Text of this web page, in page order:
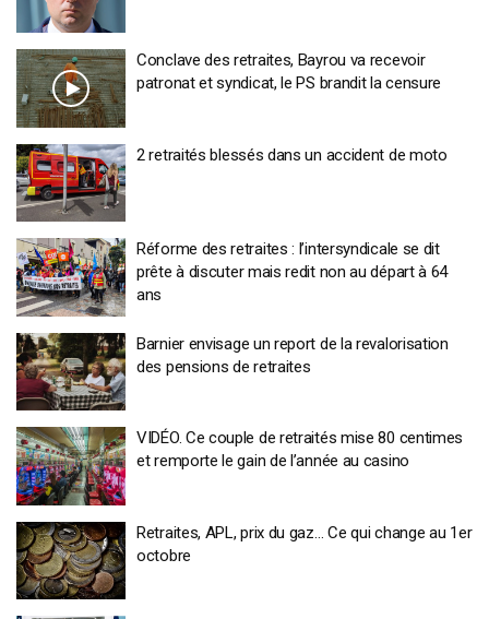
Conclave des retraites, Bayrou va recevoir
patronat et syndicat, le PS brandit la censure
2 retraités blessés dans un accident de moto
Réforme des retraites : l’intersyndicale se dit
prête à discuter mais redit non au départ à 64
ans
Barnier envisage un report de la revalorisation
des pensions de retraites
VIDÉO. Ce couple de retraités mise 80 centimes
et remporte le gain de l’année au casino
Retraites, APL, prix du gaz… Ce qui change au 1er
octobre